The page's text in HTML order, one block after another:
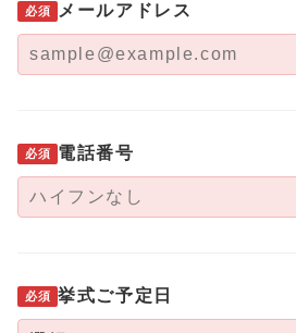
必須 メールアドレス
必須 電話番号
必須 挙式ご予定日